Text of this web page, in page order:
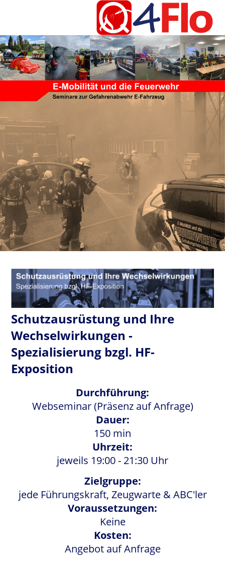
Schutzausrüstung und Ihre
Wechselwirkungen -
Spezialisierung bzgl. HF-
Exposition
Durchführung:
Webseminar (Präsenz auf Anfrage)
Dauer:
150 min
Uhrzeit:
jeweils 19:00 - 21:30 Uhr
Zielgruppe:
jede Führungskraft, Zeugwarte & ABC'ler
Voraussetzungen:
Keine
Kosten:
Angebot auf Anfrage